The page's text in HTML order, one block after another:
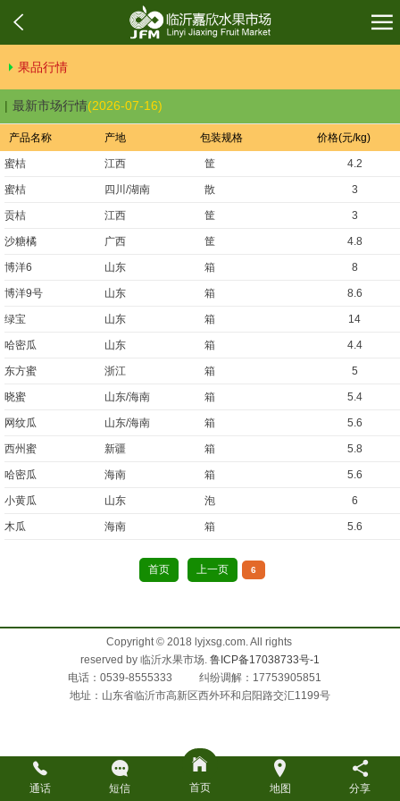
果品行情
最新市场行情(2026-07-16)
产品名称 产地 包装规格 价格(元/kg)
蜜桔 江西 筐 4.2
蜜桔 四川/湖南 散 3
贡桔 江西 筐 3
沙糖橘 广西 筐 4.8
博洋6 山东 箱 8
博洋9号 山东 箱 8.6
绿宝 山东 箱 14
哈密瓜 山东 箱 4.4
东方蜜 浙江 箱 5
晓蜜 山东/海南 箱 5.4
网纹瓜 山东/海南 箱 5.6
西州蜜 新疆 箱 5.8
哈密瓜 海南 箱 5.6
小黄瓜 山东 泡 6
木瓜 海南 箱 5.6
首页 上一页 6
Copyright © 2018 lyjxsg.com. All rights
reserved by 临沂水果市场. 鲁ICP备17038733号-1
电话：0539-8555333 纠纷调解：17753905851
地址：山东省临沂市高新区西外环和启阳路交汇1199号
通话 短信 首页 地图 分享